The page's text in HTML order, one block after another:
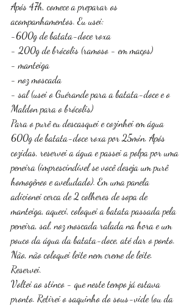
Após 47h, comece a preparar os
acompanhamentos. Eu usei:
-600g de batata-doce roxa
- 200g de brócolis (ramoso - em maços)
- manteiga
- noz moscada
- sal (usei o Guérande para a batata-doce e o
Maldon para o brócolis)
Para o purê eu descasquei e cozinhei em água
600g de batata-doce roxa por 25min. Após
cozidas, reservei a água e passei a polpa por uma
peneira (imprescindível se você deseja um purê
homogêneo e aveludado). Em uma panela
adicionei cerca de 2 colheres de sopa de
manteiga, aqueci, coloquei a batata passada pela
peneira, sal, noz moscada ralada na hora e um
pouco da água da batata-doce, até dar o ponto.
Não, não coloquei leite nem creme de leite.
Reservei.
Voltei ao stinco - que neste tempo já estava
pronto. Retirei o saquinho do sous-vide (ou da